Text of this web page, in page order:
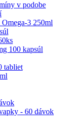
v podobe
3 250ml
100 kapsúl
tabliet
- 60 dávok